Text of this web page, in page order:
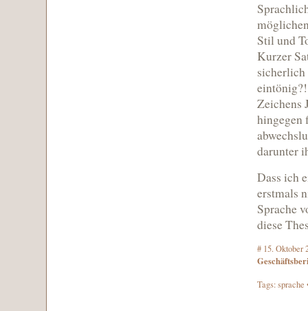
Stil und
Kurzer
sicherlich
Zeichens
hingegen
darunter
Dass ich
erstmals
Sprache
diese
# 15. Oktober
Tags:sprache